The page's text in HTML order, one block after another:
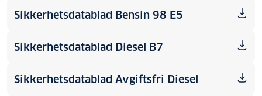
Sikkerhetsdatablad Bensin 98 E5
Sikkerhetsdatablad Diesel B7
Sikkerhetsdatablad Avgiftsfri Diesel